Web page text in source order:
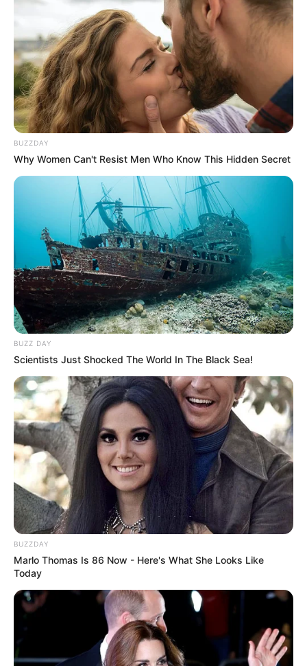
BUZZDAY
Why Women Can't Resist Men Who Know This Hidden Secret
BUZZ DAY
Scientists Just Shocked The World In The Black Sea!
BUZZDAY
Marlo Thomas Is 86 Now - Here's What She Looks Like
Today